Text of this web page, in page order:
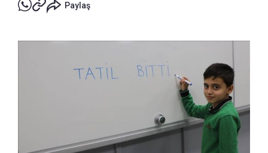
Paylaş